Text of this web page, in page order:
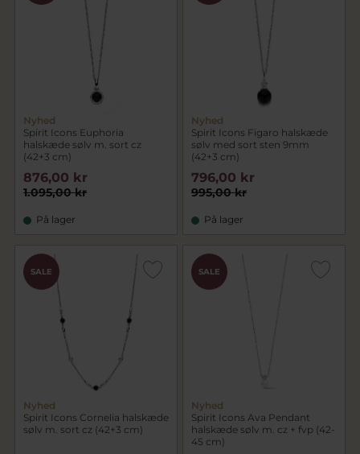
Nyhed
Spirit Icons Euphoria
halskæde sølv m. sort cz
(42+3 cm)
1.095,00 kr
876,00 kr
På lager
Nyhed
Spirit Icons Figaro halskæde
sølv med sort sten 9mm
(42+3 cm)
995,00 kr
796,00 kr
På lager
SALE
Nyhed
Spirit Icons Cornelia halskæde
sølv m. sort cz (42+3 cm)
SALE
Nyhed
Spirit Icons Ava Pendant
halskæde sølv m. cz + fvp (42-
45 cm)